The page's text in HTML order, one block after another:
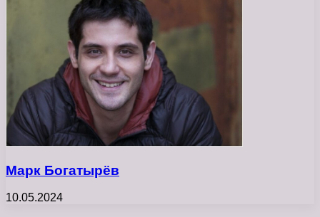
Марк Богатырёв
10.05.2024